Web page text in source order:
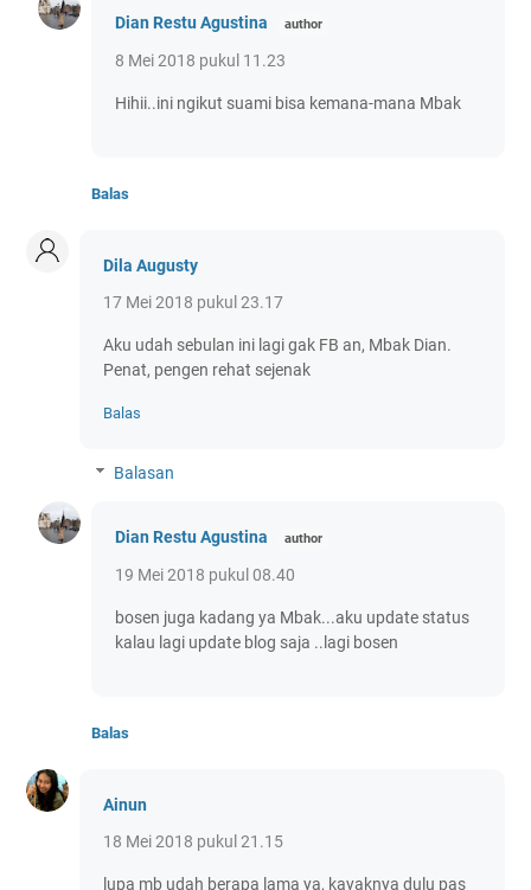
Dian Restu Agustina
8 Mei 2018 pukul 11.23
Hihii..ini ngikut suami bisa kemana-mana Mbak
Balas
Dila Augusty
17 Mei 2018 pukul 23.17
Aku udah sebulan ini lagi gak FB an, Mbak Dian.
Penat, pengen rehat sejenak
Balas
Balasan
Dian Restu Agustina
19 Mei 2018 pukul 08.40
bosen juga kadang ya Mbak...aku update status
kalau lagi update blog saja ..lagi bosen
Balas
Ainun
18 Mei 2018 pukul 21.15
lupa mb udah berapa lama ya, kayaknya dulu pas